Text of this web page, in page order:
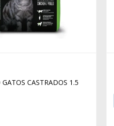
CASTRADOS 1.5